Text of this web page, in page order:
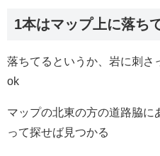
1本はマップ上に落ち
落ちてるというか、岩に刺さ
ok
マップの北東の方の道路脇
って探せば見つかる